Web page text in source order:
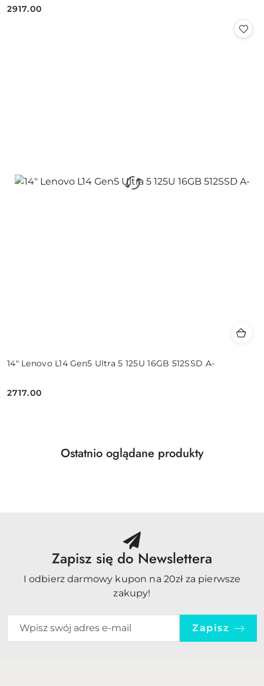
Cena:
2917.00
14" Lenovo L14 Gen5 Ultra 5 125U 16GB 512SSD A-
Cena:
2717.00
Pomiń karuzelę produktów
Produkty
Ostatnio oglądane produkty
Zapisz się do Newslettera
I odbierz darmowy kupon na 20zł za pierwsze
zakupy!
Zapisz